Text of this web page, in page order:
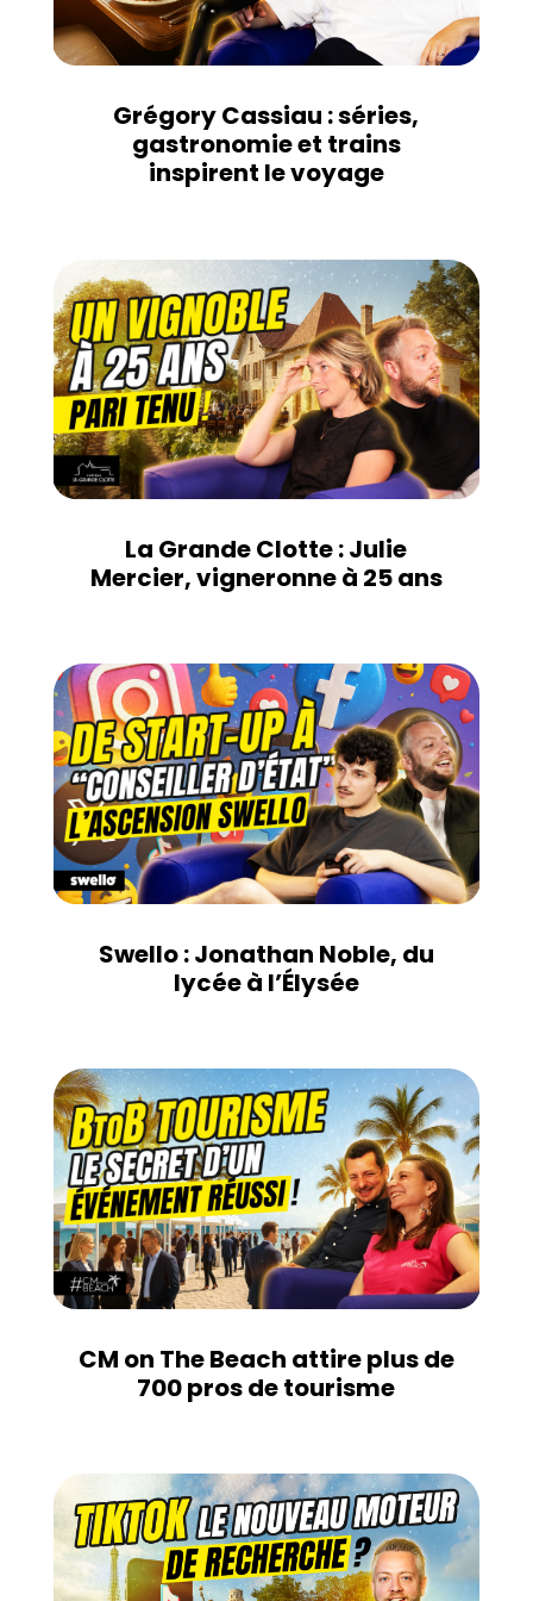
Grégory Cassiau : séries,
gastronomie et trains
inspirent le voyage
La Grande Clotte : Julie
Mercier, vigneronne à 25 ans
Swello : Jonathan Noble, du
lycée à l’Élysée
CM on The Beach attire plus de
700 pros de tourisme